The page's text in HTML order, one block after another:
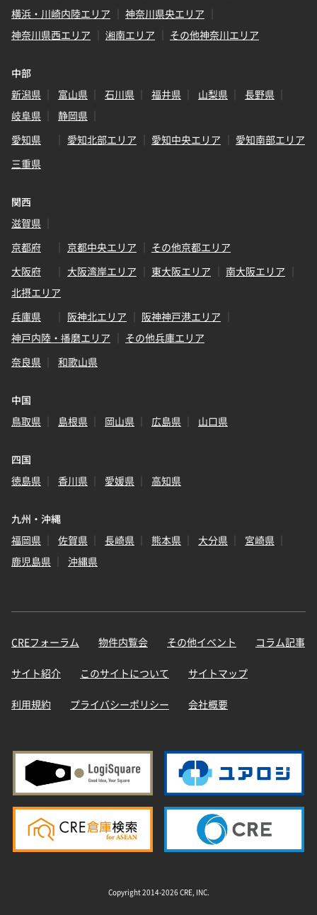
横浜・川崎内陸エリア
神奈川県央エリア
神奈川県西エリア
湘南エリア その他神奈川エリア
中部
新潟県
富山県 石川県 福井県 山梨県
長野県
岐阜県
静岡県
愛知県
愛知北部エリア 愛知中央エリア
愛知南部エリア
三重県
関西
滋賀県
京都府
京都中央エリア
その他京都エリア
大阪府
大阪湾岸エリア 東大阪エリア
南大阪エリア
北摂エリア
兵庫県
阪神北エリア
阪神神戸港エリア
神戸内陸・播磨エリア
その他兵庫エリア
奈良県
和歌山県
中国
鳥取県
島根県 岡山県 広島県 山口県
四国
徳島県
香川県 愛媛県 高知県
九州・沖縄
福岡県
佐賀県 長崎県 熊本県 大分県
宮崎県
鹿児島県
沖縄県
CREフォーラム 物件内覧会 その他イベント コラム記事
サイト紹介 このサイトについて サイトマップ
利用規約 プライバシーポリシー 会社概要
Copyright 2014-2026 CRE, INC.